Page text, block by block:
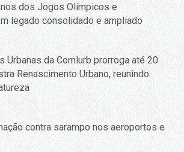
dos Jogos Olímpicos e
legado consolidado e ampliado
Urbanas da Comlurb prorroga até 20
Renascimento Urbano, reunindo
contra sarampo nos aeroportos e